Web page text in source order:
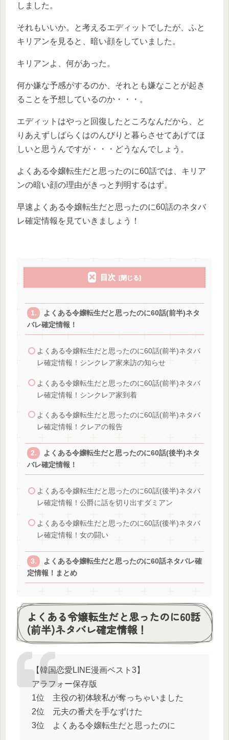
しました。
それもいいか。と考えるエディットでしたが、ふと
キリアンを見ると、暗い顔をしていました。
キリアンよ、何があった。
何か嫌な予感がするのか、それとも嫌なことが起き
ることを予想しているのか・・・。
エディットはやっと回復したところなんだから、と
りあえずしばらくはのんびりと暮らさせてあげてほ
しいと思うんですが・・・どうなんでしょう。
よくある令嬢転生だと思ったのに60話では、キリア
ンの暗い顔の理由がきっと判明するはず。
早速よくある令嬢転生だと思ったのに60話のネタバ
レ確定情報を見ていきましょう！
目次
よくある令嬢転生だと思ったのに60話(前半)ネタ
バレ確定情報！
よくある令嬢転生だと思ったのに60話(前半)ネタバ
レ確定情報！シンクレア家来訪の知らせ
よくある令嬢転生だと思ったのに60話(前半)ネタバ
レ確定情報！シンクレア家到着
よくある令嬢転生だと思ったのに60話(前半)ネタバ
レ確定情報！クレアの報告
よくある令嬢転生だと思ったのに60話(後半)ネタ
バレ確定情報！
よくある令嬢転生だと思ったのに60話(後半)ネタバ
レ確定情報！公爵に話を切り出すダミアン
よくある令嬢転生だと思ったのに60話(後半)ネタバ
レ確定情報！女の闘い
よくある令嬢転生だと思ったのに60話ネタバレ確
定情報！まとめ
よくある令嬢転生だと思ったのに60話
(前半)ネタバレ確定情報！
【韓国恋愛LINE漫画ベスト3】
アラフォー保存版
1位 主役の初体験私が奪っちゃいました
2位 元夫の番犬を手なずけた
3位 よくある令嬢転生だと思ったのに